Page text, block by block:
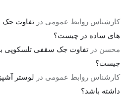
کارشناس روابط عمومی درتفاوت جک
های ساده در چیست؟
محسن درتفاوت جک سقفی تلسکوپی
چیست؟
کارشناس روابط عمومی در لوستر
داشته باشد؟